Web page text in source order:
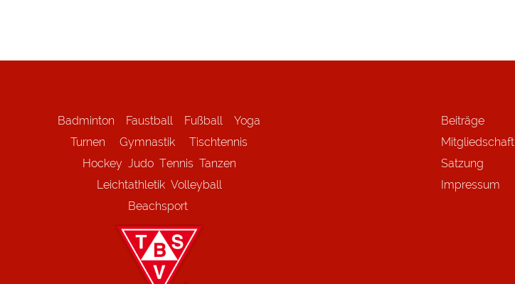
Badminton Faustball Fußball
Yoga
Turnen
GymnastikTischtennis
Hockey Judo Tennis Tanzen
Leichtathletik Volleyball
Beachsport
Beiträge
Mitgliedschaft
Satzung
Impressum